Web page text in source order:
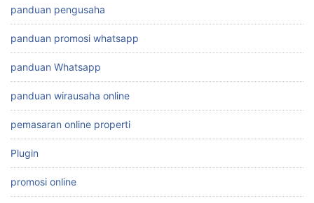
panduan pengusaha
panduan promosi whatsapp
panduan Whatsapp
panduan wirausaha online
pemasaran online properti
Plugin
promosi online